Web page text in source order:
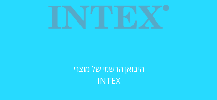
היבואן הרשמי של מוצרי
INTEX